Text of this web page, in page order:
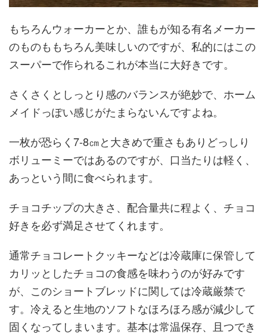
もちろんウォーカーとか、誰もが知る有名メーカー
のものももちろん美味しいのですが、私的にはこの
スーパーで作られるこれが本当に大好きです。
さくさくとしっとり感のバランスが絶妙で、ホーム
メイドっぽい感じがたまらないんですよね。
一枚が恐らく7-8㎝と大きめで重さもありどっしり
ボリューミーではあるのですが、口当たりは軽く、
あっという間に食べられます。
チョコチップの大きさ、配合量共に程よく、チョコ
好きを必ず満足させてくれます。
通常チョコレートクッキーなどは冷蔵庫に保管して
カリッとしたチョコの食感を味わうのが好みです
が、このショートブレッドに関しては冷蔵厳禁で
す。冷えると生地のソフトなほろほろ感が減少して
固くなってしまいます。基本は常温保存、且つでき